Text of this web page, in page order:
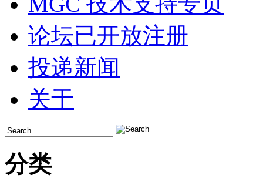
论坛已开放注册
投递新闻
关于
分类